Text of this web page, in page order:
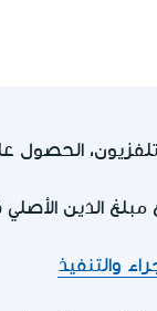
الحصول
مبلغ الدَين
والتنفيذ